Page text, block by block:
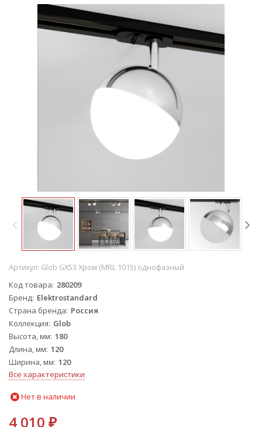
Артикул: Glob GX53 Хром (MRL 1015) однофазный
Код товара 280209
Бренд Elektrostandard
Страна бренда Россия
Коллекция Glob
Высота, мм 180
Длина, мм 120
Ширина, мм 120
Все характеристики
Нет в наличии
4 010 ₽